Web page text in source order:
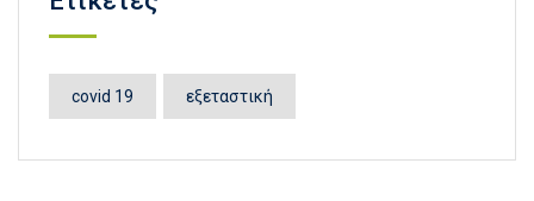
covid 19 εξεταστική